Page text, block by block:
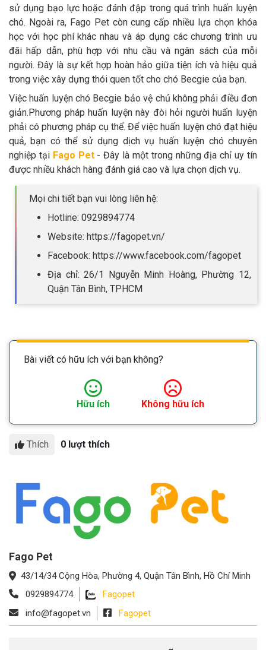
sử dụng bạo lực hoặc đánh đập trong quá trình huấn luyện
chó. Ngoài ra, Fago Pet còn cung cấp nhiều lựa chọn khóa
học với học phí khác nhau và áp dụng các chương trình ưu
đãi hấp dẫn, phù hợp với nhu cầu và ngân sách của mỗi
người. Đây là sự kết hợp hoàn hảo giữa tiện ích và hiệu quả
trong việc xây dựng thói quen tốt cho chó Becgie của bạn.
Việc huấn luyện chó Becgie bảo vệ chủ không phải điều đơn
giản.Phương pháp huấn luyện này đòi hỏi người huấn luyện
phải có phương pháp cụ thể. Để việc huấn luyện chó đạt hiệu
quả, bạn có thể sử dụng dịch vụ huấn luyện chó chuyên
nghiệp tại Fago Pet - Đây là một trong những địa chỉ uy tín
được nhiều khách hàng đánh giá cao và lựa chọn dịch vụ.
Mọi chi tiết bạn vui lòng liên hệ:
Hotline: 0929894774
Website: https://fagopet.vn/
Facebook: https://www.facebook.com/fagopet
Địa chỉ: 26/1 Nguyễn Minh Hoàng, Phường 12,
Quận Tân Bình, TPHCM
Bài viết có hữu ích với bạn không?
Hữu ích Không hữu ích
Thích 0 lượt thích
Fago Pet
43/14/34 Cộng Hòa, Phường 4, Quận Tân Bình, Hồ Chí Minh
0929894774
Fagopet
info@fagopet.vn
Fagopet